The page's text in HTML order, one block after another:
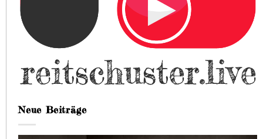
Neue Beiträge